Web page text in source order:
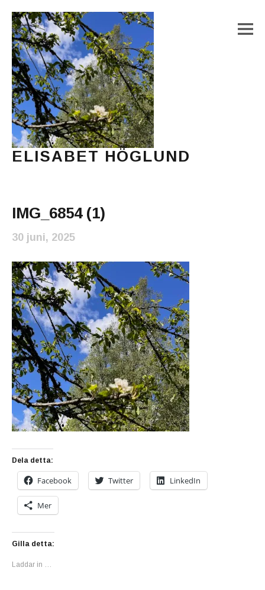
ELISABET HÖGLUND
IMG_6854 (1)
30 juni, 2025
Dela detta:
Facebook Twitter LinkedIn
Mer
Gilla detta:
Laddar in …